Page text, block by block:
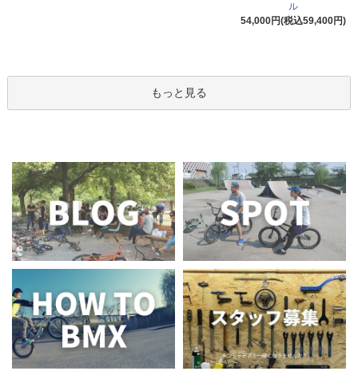
ル
54,000円(税込59,400円)
もっと見る